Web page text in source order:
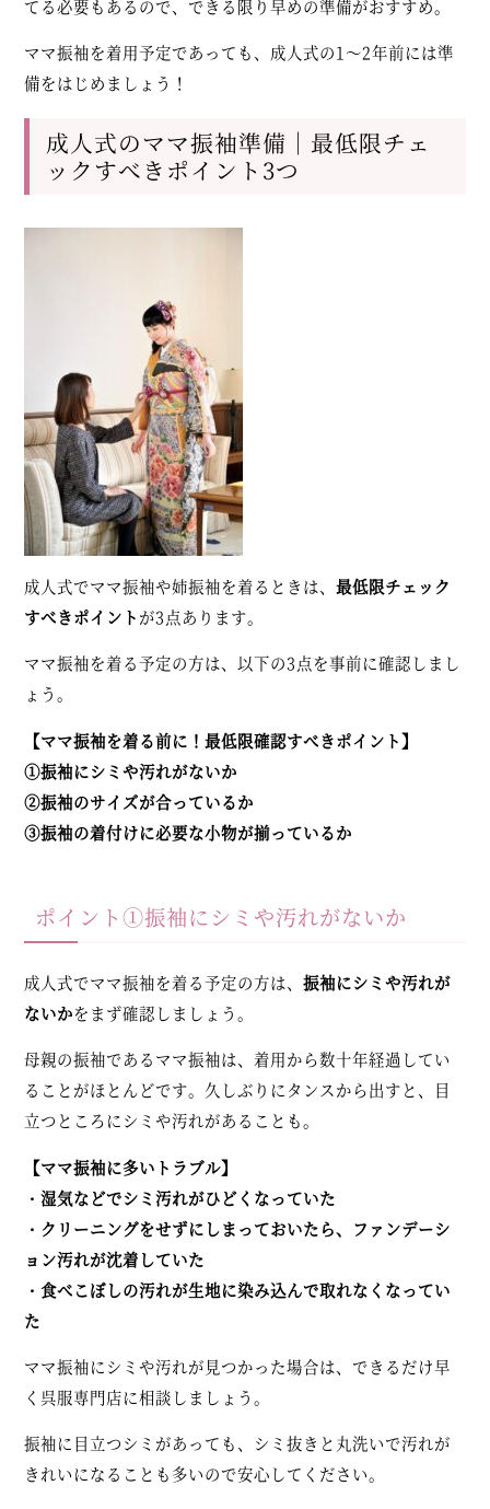
てる必要もあるので、できる限り早めの準備がおすすめ。
ママ振袖を着用予定であっても、成人式の1～2年前には準
備をはじめましょう！
成人式のママ振袖準備｜最低限チェ
ックすべきポイント3つ
成人式でママ振袖や姉振袖を着るときは、最低限チェック
すべきポイントが3点あります。
ママ振袖を着る予定の方は、以下の3点を事前に確認しまし
ょう。
【ママ振袖を着る前に！最低限確認すべきポイント】
①振袖にシミや汚れがないか
②振袖のサイズが合っているか
③振袖の着付けに必要な小物が揃っているか
ポイント①振袖にシミや汚れがないか
成人式でママ振袖を着る予定の方は、振袖にシミや汚れが
ないかをまず確認しましょう。
母親の振袖であるママ振袖は、着用から数十年経過してい
ることがほとんどです。久しぶりにタンスから出すと、目
立つところにシミや汚れがあることも。
【ママ振袖に多いトラブル】
・湿気などでシミ汚れがひどくなっていた
・クリーニングをせずにしまっておいたら、ファンデーシ
ョン汚れが沈着していた
・食べこぼしの汚れが生地に染み込んで取れなくなってい
た
ママ振袖にシミや汚れが見つかった場合は、できるだけ早
く呉服専門店に相談しましょう。
振袖に目立つシミがあっても、シミ抜きと丸洗いで汚れが
きれいになることも多いので安心してください。